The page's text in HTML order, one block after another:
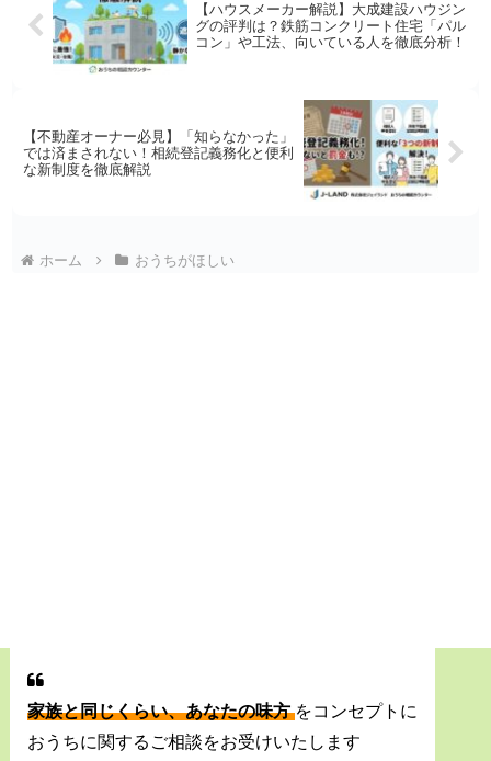
【ハウスメーカー解説】大成建設ハウジン
グの評判は？鉄筋コンクリート住宅「パル
コン」や工法、向いている人を徹底分析！
【不動産オーナー必見】「知らなかった」
では済まされない！相続登記義務化と便利
な新制度を徹底解説
ホーム おうちがほしい
家族と同じくらい、あなたの味方をコンセプトに
おうちに関するご相談をお受けいたします